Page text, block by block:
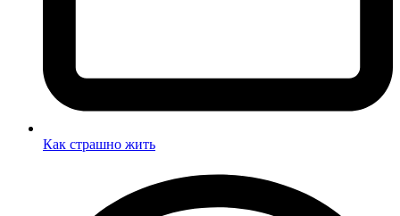
Как страшно жить